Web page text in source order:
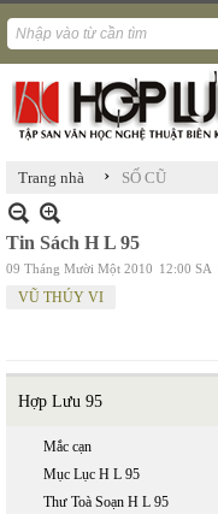
Trang nhà › SỐ CŨ
Tin Sách H L 95
09 Tháng Mười Một 2010 12:00 SA
VŨ THÚY VI
Hợp Lưu 95
Mắc cạn
Mục Lục H L 95
Thư Toà Soạn H L 95